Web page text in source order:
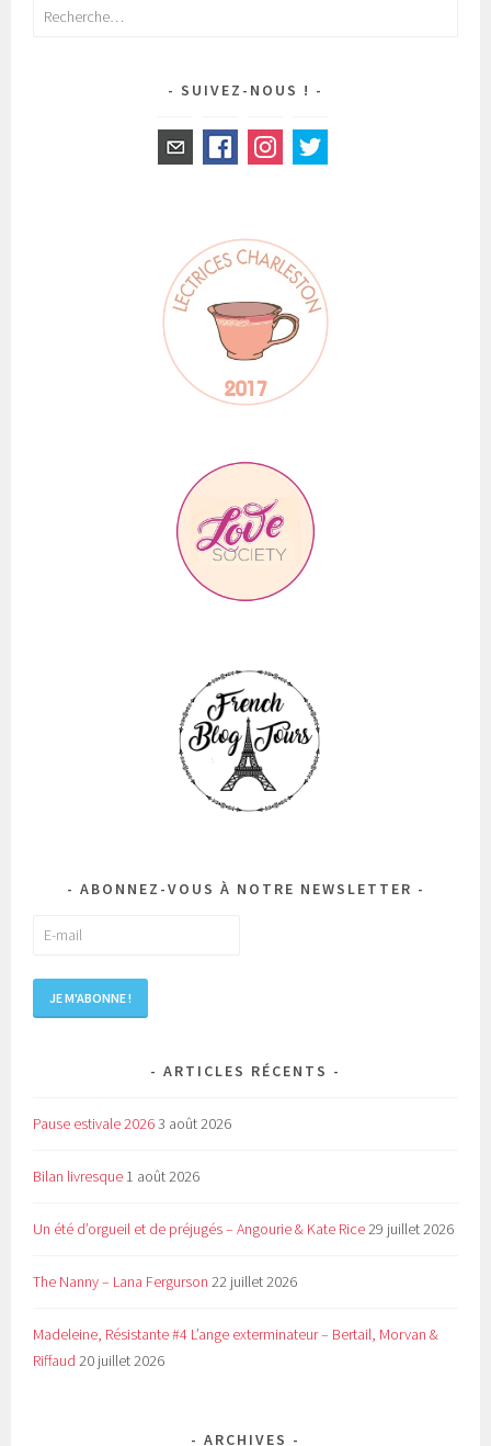
Rechercher :
SUIVEZ-NOUS !
ABONNEZ-VOUS À NOTRE NEWSLETTER
ARTICLES RÉCENTS
Pause estivale 20263 août 2026
Bilan livresque 1 août 2026
Un été d’orgueil et de préjugés – Angourie & Kate Rice29 juillet 2026
The Nanny – Lana Fergurson 22 juillet 2026
Madeleine, Résistante #4 L’ange exterminateur – Bertail, Morvan &
Riffaud 20 juillet 2026
ARCHIVES